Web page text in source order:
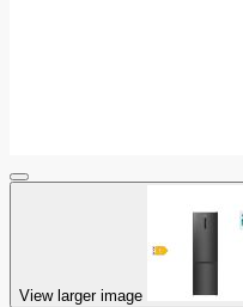
View larger image